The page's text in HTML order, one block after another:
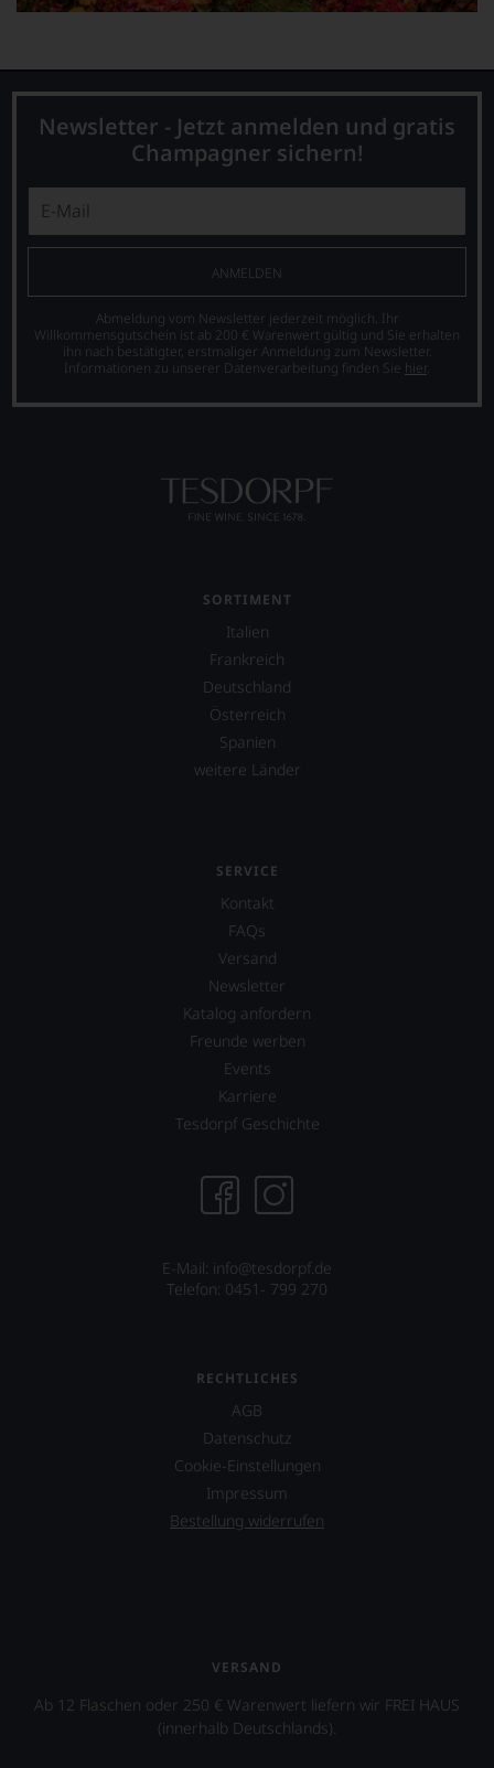
Newsletter - Jetzt anmelden und gratis
Champagner sichern!
ANMELDEN
Abmeldung vom Newsletter jederzeit möglich. Ihr
Willkommensgutschein ist ab 200 € Warenwert gültig und Sie erhalten
ihn nach bestätigter, erstmaliger Anmeldung zum Newsletter.
Informationen zu unserer Datenverarbeitung finden Sie hier.
SORTIMENT
Italien
Frankreich
Deutschland
Österreich
Spanien
weitere Länder
SERVICE
Kontakt
FAQs
Versand
Newsletter
Katalog anfordern
Freunde werben
Events
Karriere
Tesdorpf Geschichte
E-Mail: info@tesdorpf.de
Telefon: 0451- 799 270
RECHTLICHES
AGB
Datenschutz
Cookie-Einstellungen
Impressum
Bestellung widerrufen
VERSAND
Ab 12 Flaschen oder 250 € Warenwert liefern wir FREI HAUS
(innerhalb Deutschlands).